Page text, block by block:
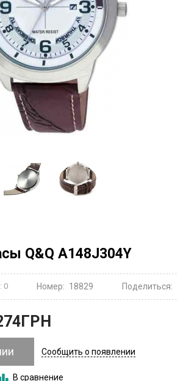
Q&Q A148J304Y
0 Номер: 18829 Поделиться:
ГРН
Сообщить о появлении
В сравнение